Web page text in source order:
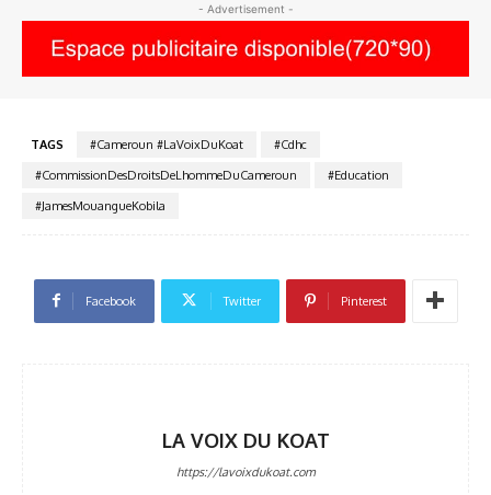
- Advertisement -
TAGS #Cameroun #LaVoixDuKoat
#Cdhc
#CommissionDesDroitsDeLhommeDuCameroun
#Education
#JamesMouangueKobila
Facebook Twitter Pinterest
LA VOIX DU KOAT
https://lavoixdukoat.com